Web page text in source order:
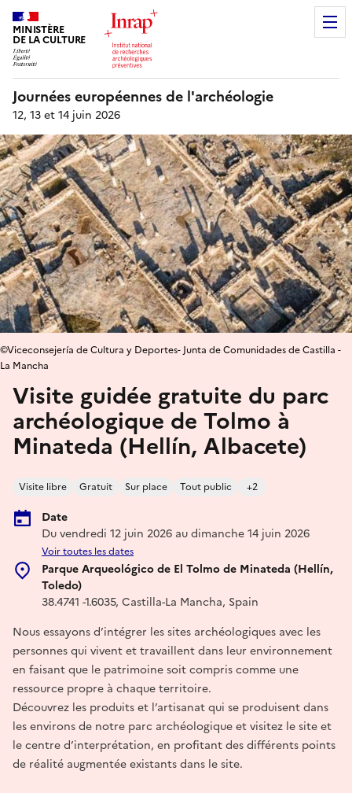
MINISTÈRE
DE LA CULTURE
Journées européennes de l'archéologie
12, 13 et 14 juin 2026
Visite guidée gratuite du parc
archéologique de Tolmo à
Minateda (Hellín, Albacete)
Visite libre Gratuit Sur place Tout public +2
Date
Du vendredi 12 juin 2026 au dimanche 14 juin 2026
Voir toutes les dates
Parque Arqueológico de El Tolmo de Minateda (Hellín,
Toledo)
38.4741 -1.6035, Castilla-La Mancha, Spain
©Viceconsejería de Cultura y Deportes- Junta de Comunidades de Castilla -
La Mancha
Nous essayons d’intégrer les sites archéologiques avec les
personnes qui vivent et travaillent dans leur environnement
en faisant que le patrimoine soit compris comme une
ressource propre à chaque territoire.
Découvrez les produits et l’artisanat qui se produisent dans
les environs de notre parc archéologique et visitez le site et
le centre d’interprétation, en profitant des différents points
de réalité augmentée existants dans le site.